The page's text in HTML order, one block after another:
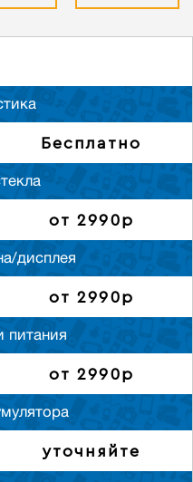
Бесплатно
от 2990р
дисплея
от 2990р
питания
от 2990р
уточняйте